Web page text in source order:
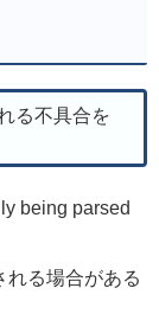
る不具合を
being parsed
れる場合がある